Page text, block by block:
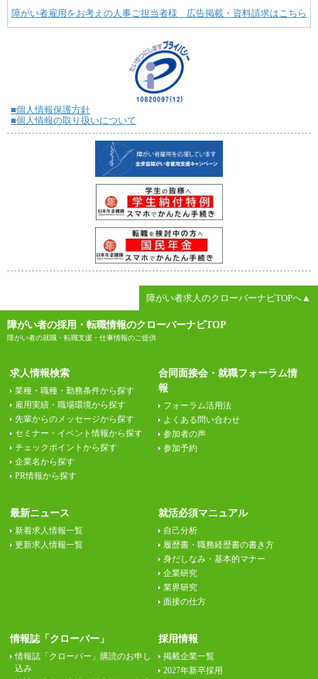
障がい者雇用をお考えの人事ご担当者様 広告掲載・資料請求はこちら
■個人情報保護方針
■個人情報の取り扱いについて
障がい者求人のクローバーナビTOPへ▲
障がい者の採用・転職情報のクローバーナビTOP
障がい者の就職・転職支援・仕事情報のご提供
求人情報検索
業種・職種・勤務条件から探す
雇用実績・職場環境から探す
先輩からのメッセージから探す
セミナー・イベント情報から探す
チェックポイントから探す
企業名から探す
PR情報から探す
合同面接会・就職フォーラム情
報
フォーラム活用法
よくある問い合わせ
参加者の声
参加予約
最新ニュース
新着求人情報一覧
更新求人情報一覧
就活必須マニュアル
自己分析
履歴書・職務経歴書の書き方
身だしなみ・基本的マナー
企業研究
業界研究
面接の仕方
情報誌「クローバー」
情報誌「クローバー」購読のお申し
込み
採用情報
掲載企業一覧
2027年新卒採用